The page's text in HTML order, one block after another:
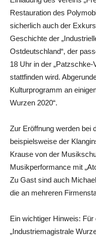
Restauration des
sicherlich auch der
Geschichte der
Ostdeutschland“, der
18 Uhr in der „Patzschke-
stattfinden wird.
Kulturprogramm an
Wurzen 2020“.
Zur Eröffnung werden bei
beispielsweise der
Krause von der
Musikperformance mit
Zu Gast sind auch
die an mehreren
Ein wichtiger Hinweis:
„Industriemagistrale